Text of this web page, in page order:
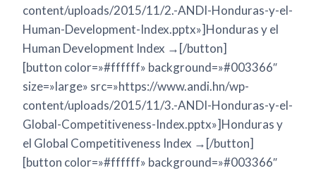
content/uploads/2015/11/2.-ANDI-Honduras-y-el-
Human-Development-Index.pptx»]Honduras y el
Human Development Index →[/button]
[button color=»#ffffff» background=»#003366″
size=»large» src=»https://www.andi.hn/wp-
content/uploads/2015/11/3.-ANDI-Honduras-y-el-
Global-Competitiveness-Index.pptx»]Honduras y
el Global Competitiveness Index →[/button]
[button color=»#ffffff» background=»#003366″